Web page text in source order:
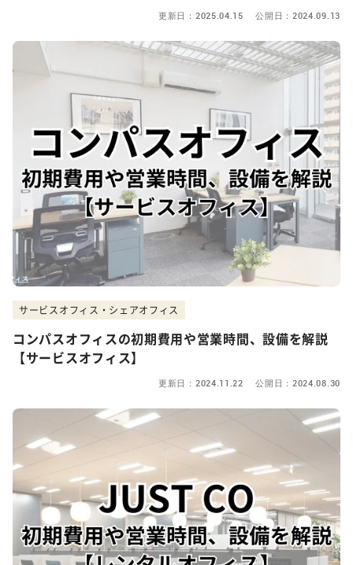
更新日：2025.04.15 公開日：2024.09.13
サービスオフィス・シェアオフィス
コンパスオフィスの初期費用や営業時間、設備を解説
【サービスオフィス】
更新日：2024.11.22 公開日：2024.08.30